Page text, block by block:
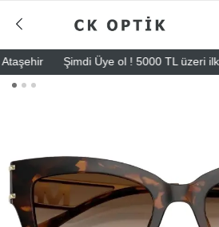
Şimdi Üye ol ! 5000 TL üzeri ilk